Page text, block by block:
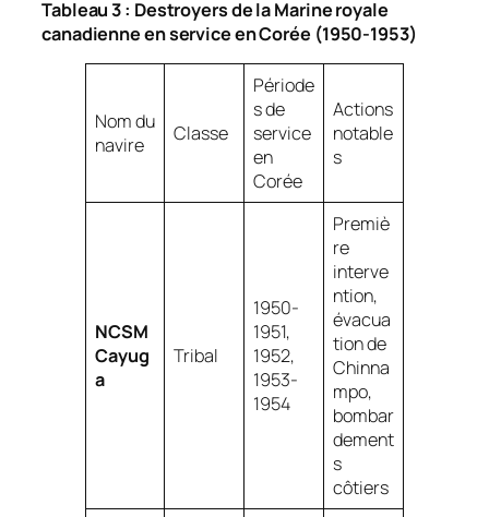
Tableau 3 : Destroyers de la Marine royale
canadienne en service en Corée (1950-1953)
Nom du
navire
Classe
Période
s de
service
en
Corée
Actions
notable
s
NCSM
Cayug
a
Tribal
1950-
1951,
1952,
1953-
1954
Premiè
re
interve
ntion,
évacua
tion de
Chinna
mpo,
bombar
dement
s
côtiers